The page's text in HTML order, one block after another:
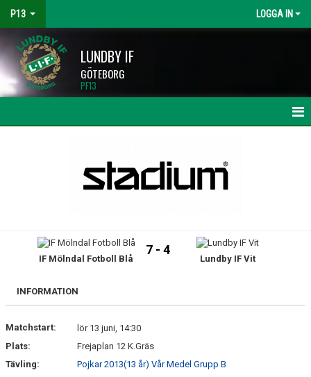
P13 LOGGA IN
LUNDBY IF
GÖTEBORG
PF13
TRUPPEN
BILDGALLERI
KONTAKT
IF Mölndal Fotboll Blå
7 - 4
Lundby IF Vit
INFORMATION
Matchstart:
lör 13 juni, 14:30
Plats:
Frejaplan 12 K.Gräs
Tävling:
Pojkar 2013(13 år) Vår Medel Grupp B